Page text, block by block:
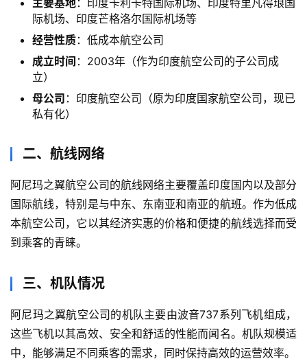
主要基地：印度卡利卡特国际机场、印度特里凡得琅国
际机场、印度芒格洛尔国际机场等
经营性质：低成本航空公司
成立时间 ：2003年（作为印度航空公司的子公司成
立）
母公司 ：印度航空公司（原为印度国家航空公司，现已
私有化）
二、航线网络
阿尼玛之翼航空公司的航线网络主要覆盖印度国内以及部分
国际航线，特别是与中东、东南亚和南亚的航班。作为低成
本航空公司，它以其经济实惠的价格和便捷的航线选择而受
到乘客的青睐。
三、机队情况
阿尼玛之翼航空公司的机队主要由波音737系列飞机组成，
这些飞机以其高效、安全和舒适的性能而闻名。机队规模适
中，能够满足不同乘客的需求，同时保持高效的运营效率。